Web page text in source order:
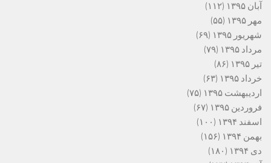
آبان ۱۳۹۵
(۱۱۲)
مهر ۱۳۹۵
(۵۵)
شهریور ۱۳۹۵
(۶۹)
مرداد ۱۳۹۵
(۷۹)
تیر ۱۳۹۵
(۸۶)
خرداد ۱۳۹۵
(۶۳)
اردیبهشت ۱۳۹۵
(۷۵)
فروردین ۱۳۹۵
(۶۷)
اسفند ۱۳۹۴
(۱۰۰)
بهمن ۱۳۹۴
(۱۵۶)
دی ۱۳۹۴
(۱۸۰)